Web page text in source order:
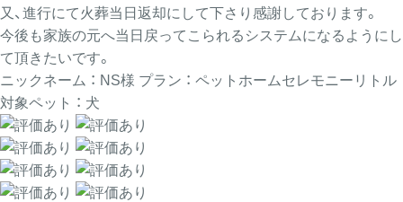
又、進行にて火葬当日返却にして下さり感謝しております。
今後も家族の元へ当日戻ってこられるシステムになるようにし
て頂きたいです。
ニックネーム ： NS様 プラン ： ペットホームセレモニーリトル
対象ペット ： 犬